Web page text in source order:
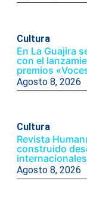
Cultura
En La Guajira
con el
premios
Agosto 8, 2026
Cultura
Revista
construido
internacionales
Agosto 8, 2026